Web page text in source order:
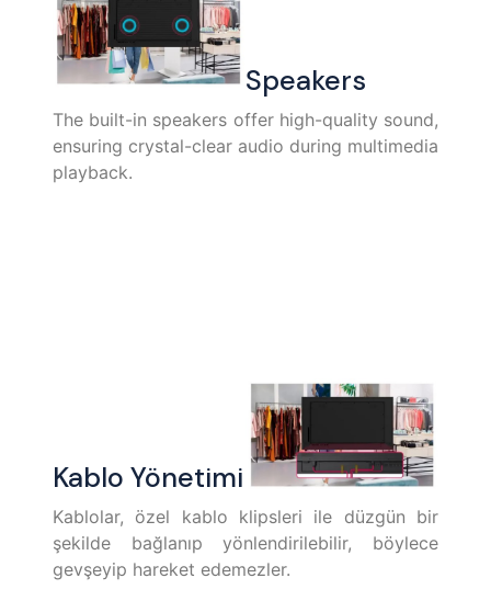
Speakers
The built-in speakers offer high-quality sound,
ensuring crystal-clear audio during multimedia
playback.
Kablo Yönetimi
Kablolar, özel kablo klipsleri ile düzgün bir
şekilde bağlanıp yönlendirilebilir, böylece
gevşeyip hareket edemezler.